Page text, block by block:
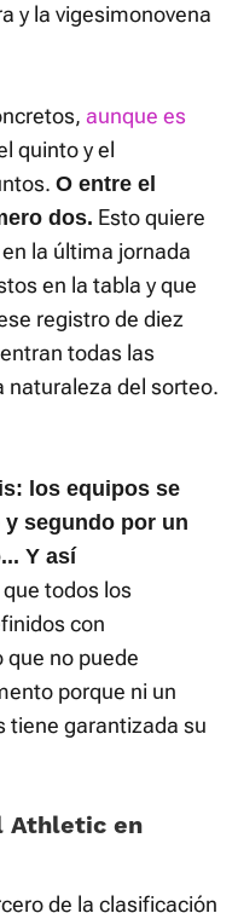
y la vigesimonovena
aunque es
quinto y el
O entre el
dos. Esto quiere
la última jornada
en la tabla y que
registro de diez
todas las
naturaleza del sorteo.
los equipos se
segundo por un
Y así
todos los
con
no puede
porque ni un
tiene garantizada su
Athletic en
de la clasificación